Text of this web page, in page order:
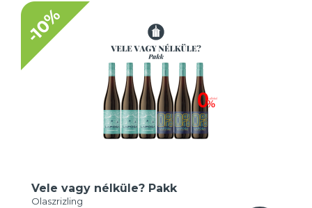
-10%
Vele vagy nélküle? Pakk
Olaszrizling